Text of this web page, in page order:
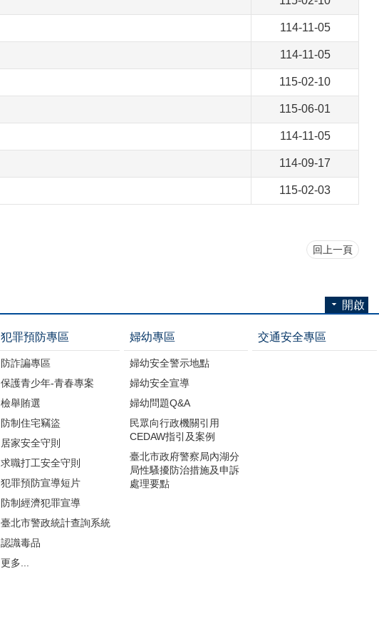
114-11-05
114-11-05
115-02-10
115-06-01
114-11-05
114-09-17
115-02-03
回上一頁
開啟
犯罪預防專區
防詐諞專區
保護青少年-青春專案
檢舉賄選
防制住宅竊盜
居家安全守則
求職打工安全守則
犯罪預防宣導短片
防制經濟犯罪宣導
臺北市警政統計查詢系統
認識毒品
更多...
婦幼專區
婦幼安全警示地點
婦幼安全宣導
婦幼問題Q&A
民眾向行政機關引用
CEDAW指引及案例
臺北市政府警察局內湖分
局性騷擾防治措施及申訴
處理要點
交通安全專區